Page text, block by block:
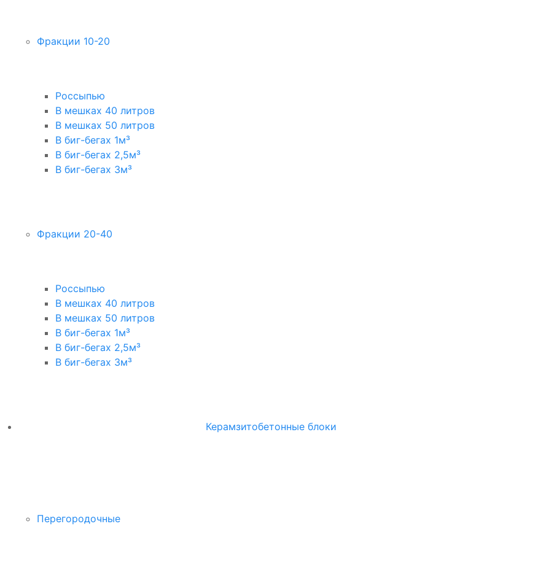
Фракции 10-20
Россыпью
В мешках 40 литров
В мешках 50 литров
В биг-бегах 1м³
В биг-бегах 2,5м³
В биг-бегах 3м³
Фракции 20-40
Россыпью
В мешках 40 литров
В мешках 50 литров
В биг-бегах 1м³
В биг-бегах 2,5м³
В биг-бегах 3м³
Керамзитобетонные блоки
Перегородочные